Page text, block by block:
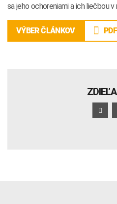
sa jeho ochoreniami a ich liečbou
VÝBER ČLÁNKOV PDF